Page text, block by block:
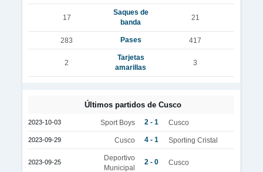
17
Saques de
banda
21
283 Pases 417
2
Tarjetas
amarillas
3
Últimos partidos de Cusco
2023-10-03 Sport Boys 2 - 1 Cusco
2023-09-29 Cusco 4 - 1 Sporting Cristal
2023-09-25
Deportivo
Municipal
2 - 0 Cusco